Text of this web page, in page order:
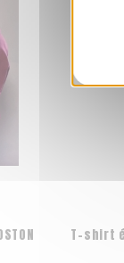
T-shirt